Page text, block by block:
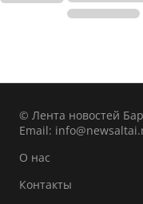
© Лента новостей
Email:
О нас
Контакты